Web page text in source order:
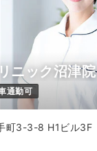
ニック沼津院
通勤可
町3-3-8 H1ビル3F